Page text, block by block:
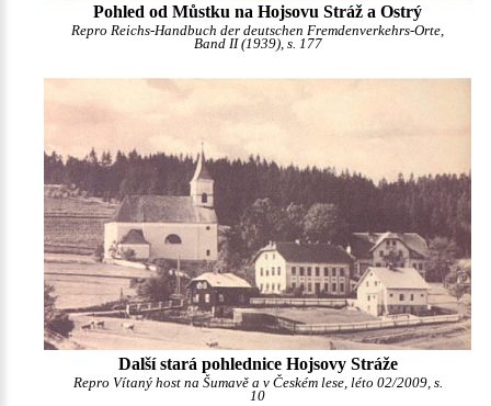
Pohled od Můstku na Hojsovu Stráž a Ostrý
Repro Reichs-Handbuch der deutschen Fremdenverkehrs-Orte,
Band II (1939), s. 177
Další stará pohlednice Hojsovy Stráže
Repro Vítaný host na Šumavě a v Českém lese, léto 02/2009, s.
10